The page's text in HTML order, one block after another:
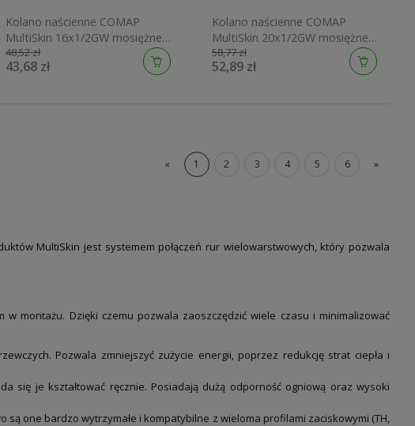
Kolano naścienne COMAP
MultiSkin 16x1/2GW mosiężne
7473GW1612
48,52 zł
43,68 zł
Kolano naścienne COMAP
MultiSkin 20x1/2GW mosiężne
7473GW2012
58,77 zł
52,89 zł
« 1 2 3 4 5 6 »
MultiSkin jest systemem połączeń rur wielowarstwowych, który pozwala
montażu. Dzięki czemu pozwala zaoszczędzić wiele czasu i minimalizować
Pozwala zmniejszyć zużycie energii, poprzez redukcję strat ciepła i
się je kształtować ręcznie. Posiadają dużą odporność ogniową oraz wysoki
one bardzo wytrzymałe i kompatybilne z wieloma profilami zaciskowymi (TH,